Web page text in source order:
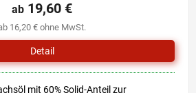
16,20 € ohne MwSt.
ab 19,60 €
Detail
mit 60% Solid-Anteil zur